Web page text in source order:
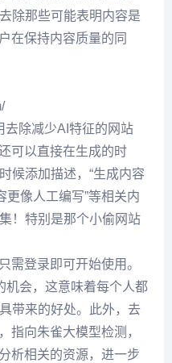
除那些可能表明内容是
在保持内容质量的同
去除减少AI特征的网站
可以直接在生成的时
候添加描述，“生成内容
更像人工编写”等相关内
！特别是那个小偷网站
需登录即可开始使用。
机会，这意味着每个人都
带来的好处。此外，去
指向朱雀大模型检测，
析相关的资源，进一步